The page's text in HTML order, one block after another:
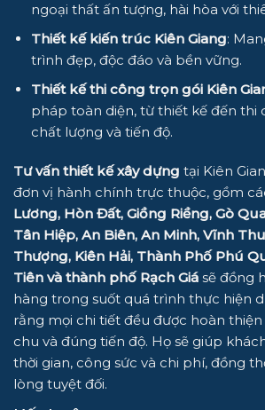
ngoại thất ấn tượng, hài hòa với
Thiết kế kiến trúc Kiên Giang:
trình đẹp, độc đáo và bền vững.
Thiết kế thi công trọn gói Kiên
pháp toàn diện, từ thiết kế đến thi
chất lượng và tiến độ.
Tư vấn thiết kế xây dựng tại Kiên
đơn vị hành chính trực thuộc, gồm
Lương, Hòn Đất, Giồng Riềng, Gò
Tân Hiệp, An Biên, An Minh, Vĩnh
Thượng, Kiên Hải, Thành Phố Phú
Tiên và thành phố Rạch Giá sẽ đồng
hàng trong suốt quá trình thực hiện
rằng mọi chi tiết đều được hoàn
chu và đúng tiến độ. Họ sẽ giúp
thời gian, công sức và chi phí, đồng
lòng tuyệt đối.